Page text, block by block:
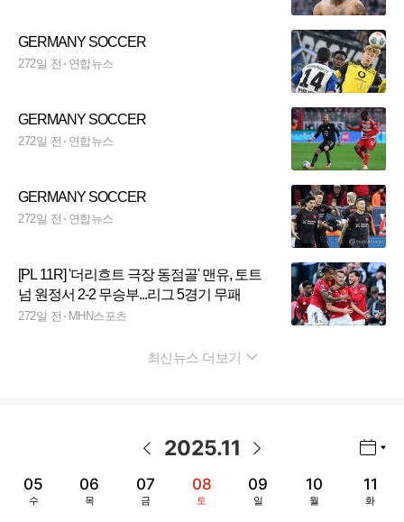
GERMANY SOCCER
272일 전 연합뉴스
GERMANY SOCCER
272일 전 연합뉴스
GERMANY SOCCER
272일 전 연합뉴스
[PL 11R] '더리흐트 극장 동점골' 맨유, 토트
넘 원정서 2-2 무승부...리그 5경기 무패
272일 전 MHN스포츠
최신뉴스 더보기
2025.11
05
수
06
목
07
금
08
토
09
일
10
월
11
화